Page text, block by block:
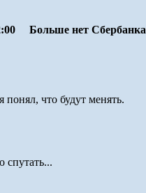
Больше нет Сбербанка
что будут менять.
спутать...